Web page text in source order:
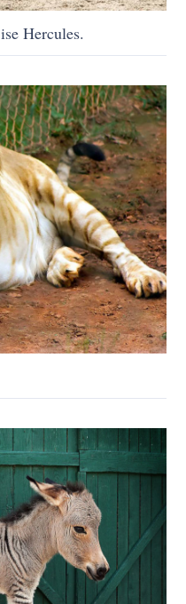
Hercules.